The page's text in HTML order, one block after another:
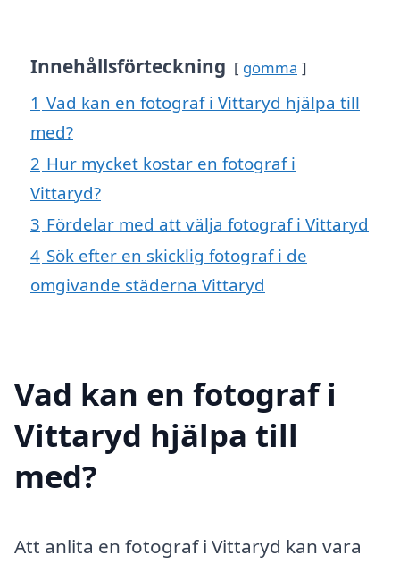
Innehållsförteckning gömma
1 Vad kan en fotograf i Vittaryd hjälpa till
med?
2 Hur mycket kostar en fotograf i
Vittaryd?
3 Fördelar med att välja fotograf i Vittaryd
4 Sök efter en skicklig fotograf i de
omgivande städerna Vittaryd
Vad kan en fotograf i
Vittaryd hjälpa till
med?
Att anlita en fotograf i Vittaryd kan vara